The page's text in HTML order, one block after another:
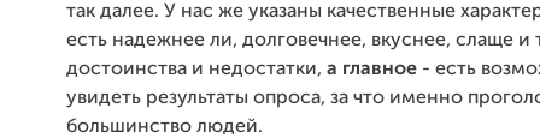
так далее. У нас же указаны качественные
есть надежнее ли, долговечнее, вкуснее, слаще и
достоинства и недостатки, а главное - есть
увидеть результаты опроса, за что именно
большинство людей.